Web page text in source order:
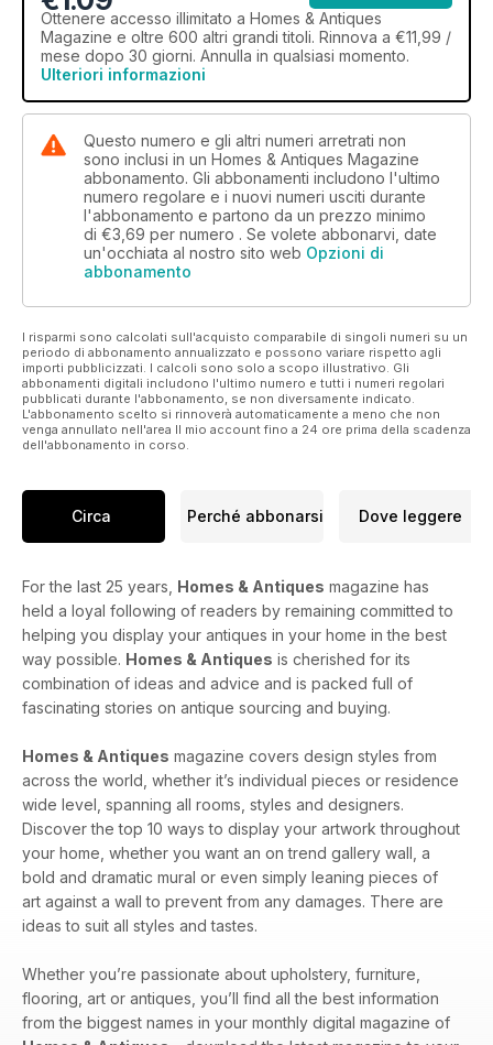
Ottenere accesso illimitato a Homes & Antiques
Magazine e oltre 600 altri grandi titoli. Rinnova a €11,99 /
mese dopo 30 giorni. Annulla in qualsiasi momento.
Ulteriori informazioni
Questo numero e gli altri numeri arretrati non
sono inclusi in un Homes & Antiques Magazine
abbonamento. Gli abbonamenti includono l'ultimo
numero regolare e i nuovi numeri usciti durante
l'abbonamento e partono da un prezzo minimo
di €3,69 per numero . Se volete abbonarvi, date
un'occhiata al nostro sito web Opzioni di
abbonamento
I risparmi sono calcolati sull'acquisto comparabile di singoli numeri su un
periodo di abbonamento annualizzato e possono variare rispetto agli
importi pubblicizzati. I calcoli sono solo a scopo illustrativo. Gli
abbonamenti digitali includono l'ultimo numero e tutti i numeri regolari
pubblicati durante l'abbonamento, se non diversamente indicato.
L'abbonamento scelto si rinnoverà automaticamente a meno che non
venga annullato nell'area Il mio account fino a 24 ore prima della scadenza
dell'abbonamento in corso.
Circa Perché abbonarsi Dove leggere
For the last 25 years, Homes & Antiques magazine has
held a loyal following of readers by remaining committed to
helping you display your antiques in your home in the best
way possible. Homes & Antiques is cherished for its
combination of ideas and advice and is packed full of
fascinating stories on antique sourcing and buying.
Homes & Antiques magazine covers design styles from
across the world, whether it’s individual pieces or residence
wide level, spanning all rooms, styles and designers.
Discover the top 10 ways to display your artwork throughout
your home, whether you want an on trend gallery wall, a
bold and dramatic mural or even simply leaning pieces of
art against a wall to prevent from any damages. There are
ideas to suit all styles and tastes.
Whether you’re passionate about upholstery, furniture,
flooring, art or antiques, you’ll find all the best information
from the biggest names in your monthly digital magazine of